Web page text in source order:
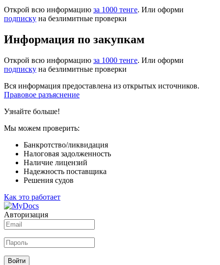
Открой всю информацию за 1000 тенге. Или оформи
подписку на безлимитные проверки
Информация по закупкам
Открой всю информацию за 1000 тенге. Или оформи
подписку на безлимитные проверки
Вся информация предоставлена из открытых источников.
Правовое разъяснение
Узнайте больше!
Мы можем проверить:
Банкротство/ликвидация
Налоговая задолженность
Наличие лицензий
Надежность поставщика
Решения судов
Как это работает
Авторизация
Войти